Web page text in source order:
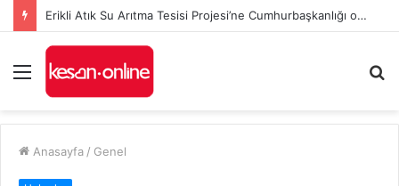
Erikli Atık Su Arıtma Tesisi Projesi’ne Cumhurbaşkanlığı onayı
Menü
...
Anasayfa / Genel